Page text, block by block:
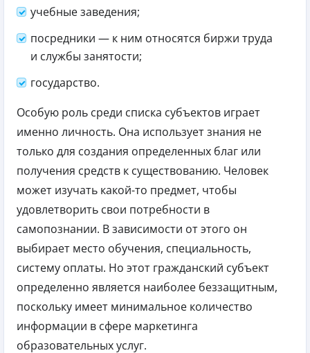
учебные заведения;
посредники — к ним относятся биржи труда
и службы занятости;
государство.
Особую роль среди списка субъектов играет
именно личность. Она использует знания не
только для создания определенных благ или
получения средств к существованию. Человек
может изучать какой-то предмет, чтобы
удовлетворить свои потребности в
самопознании. В зависимости от этого он
выбирает место обучения, специальность,
систему оплаты. Но этот гражданский субъект
определенно является наиболее беззащитным,
поскольку имеет минимальное количество
информации в сфере маркетинга
образовательных услуг.